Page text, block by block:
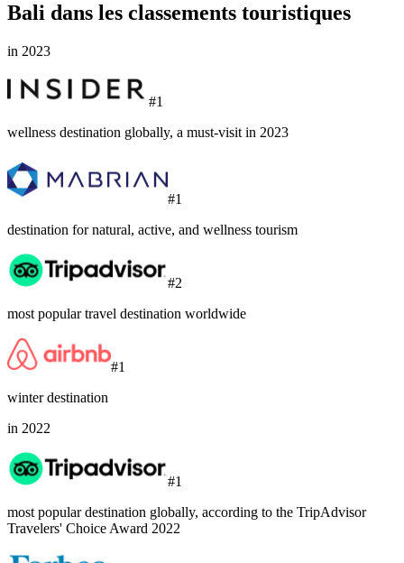
Bali dans les classements touristiques
in 2023
#1
wellness destination globally, a must-visit in 2023
#1
destination for natural, active, and wellness tourism
#2
most popular travel destination worldwide
#1
winter destination
in 2022
#1
most popular destination globally, according to the TripAdvisor
Travelers' Choice Award 2022